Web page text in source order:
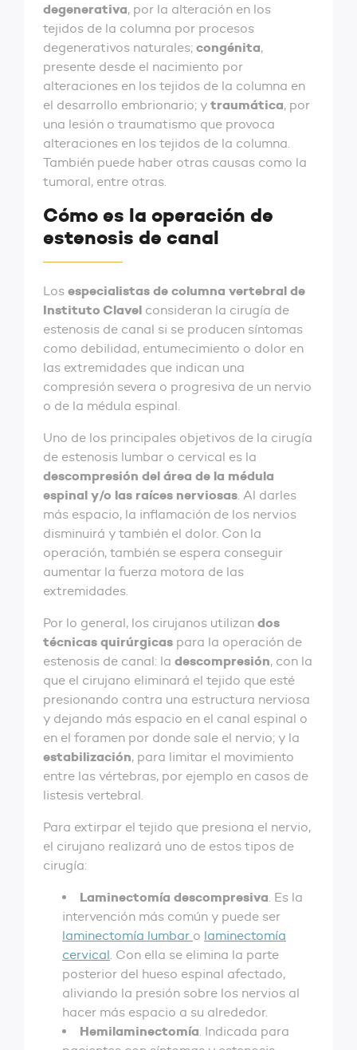
degenerativa, por la alteración en los
tejidos de la columna por procesos
degenerativos naturales; congénita,
presente desde el nacimiento por
alteraciones en los tejidos de la columna en
el desarrollo embrionario; y traumática, por
una lesión o traumatismo que provoca
alteraciones en los tejidos de la columna.
También puede haber otras causas como la
tumoral, entre otras.
Cómo es la operación de
estenosis de canal
Los especialistas de columna vertebral de
Instituto Clavel consideran la cirugía de
estenosis de canal si se producen síntomas
como debilidad, entumecimiento o dolor en
las extremidades que indican una
compresión severa o progresiva de un nervio
o de la médula espinal.
Uno de los principales objetivos de la cirugía
de estenosis lumbar o cervical es la
descompresión del área de la médula
espinal y/o las raíces nerviosas. Al darles
más espacio, la inflamación de los nervios
disminuirá y también el dolor. Con la
operación, también se espera conseguir
aumentar la fuerza motora de las
extremidades.
Por lo general, los cirujanos utilizan dos
técnicas quirúrgicas para la operación de
estenosis de canal: la descompresión, con la
que el cirujano eliminará el tejido que esté
presionando contra una estructura nerviosa
y dejando más espacio en el canal espinal o
en el foramen por donde sale el nervio; y la
estabilización, para limitar el movimiento
entre las vértebras, por ejemplo en casos de
listesis vertebral.
Para extirpar el tejido que presiona el nervio,
el cirujano realizará uno de estos tipos de
cirugía:
Laminectomía descompresiva. Es la
intervención más común y puede ser
laminectomía lumbar o laminectomía
cervical. Con ella se elimina la parte
posterior del hueso espinal afectado,
aliviando la presión sobre los nervios al
hacer más espacio a su alrededor.
Hemilaminectomía. Indicada para